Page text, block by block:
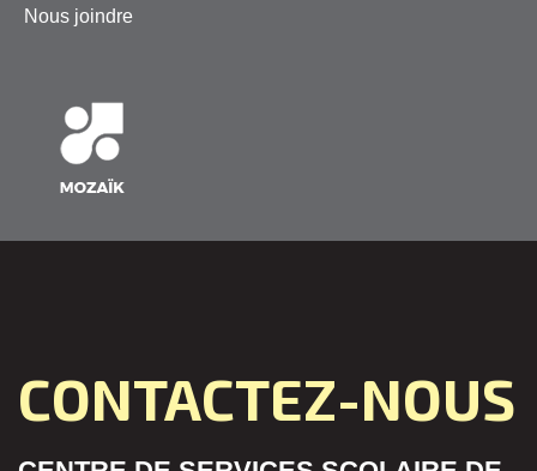
Nous joindre
CONTACTEZ-NOUS